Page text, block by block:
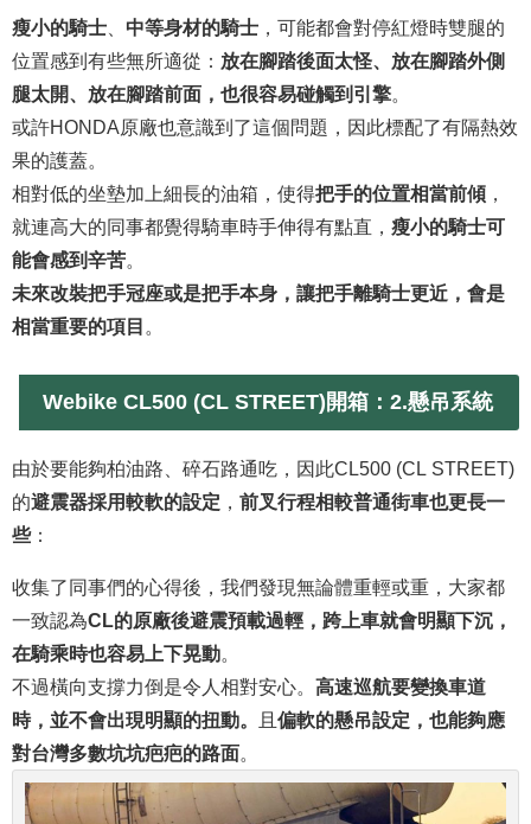
瘦小的騎士 中等身材的騎士 ，可能都會對停紅燈時雙腿的
位置感到有些無所適從： 放在腳踏後面太怪、放在腳踏外側
腿太開、放在腳踏前面，也很容易碰觸到引擎
或許HONDA原廠也意識到了這個問題，因此標配了有隔熱效
果的護蓋。
相對低的坐墊加上細長的油箱，使得把手的位置相當前傾
就連高大的同事都覺得騎車時手伸得有點直， 瘦小的騎士可
能會感到辛苦
未來改裝把手冠座或是把手本身，讓把手離騎士更近，會是
相當重要的項目
Webike CL500 (CL STREET)開箱：2.懸吊系統
由於要能夠柏油路、碎石路通吃，因此CL500 (CL STREET)
的避震器採用較軟的設定
前叉行程相較普通街車也更長一
些：
收集了同事們的心得後，我們發現無論體重輕或重，大家都
一致認為CL的原廠後避震預載過輕，跨上車就會明顯下沉，
在騎乘時也容易上下晃動
不過橫向支撐力倒是令人相對安心。 高速巡航要變換車道
時，並不會出現明顯的扭動。
且 偏軟的懸吊設定，也能夠應
對台灣多數坑坑疤疤的路面